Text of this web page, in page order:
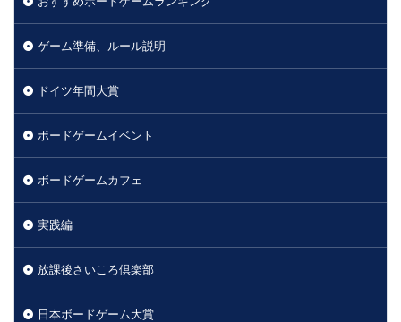
ゲーム準備、ルール説明
ドイツ年間大賞
ボードゲームイベント
ボードゲームカフェ
実践編
放課後さいころ倶楽部
日本ボードゲーム大賞